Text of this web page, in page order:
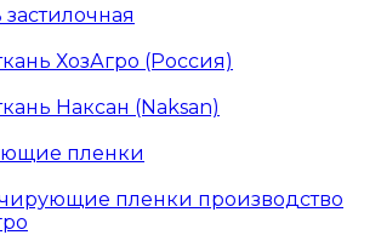
ХозАгро (Россия)
Наксан (Naksan)
пленки
пленки производство